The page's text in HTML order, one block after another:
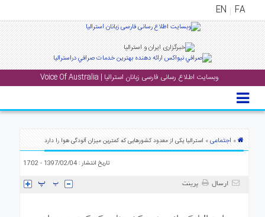
FA
EN
وبسایت اطلاع رسانی فارسی زبانان استرالیا | Voice Of Australia
منوی
اصلی
» اجتماعی» استرالیا یکی از معدود کشورهایی که کمترین میزان آلودگی هوا را دارد
تاریخ انتشار : 1397/02/04 - 17:02
ارسال پرینت